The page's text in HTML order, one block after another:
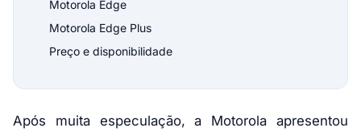
Motorola Edge
Motorola Edge Plus
Preço e disponibilidade
Após muita especulação, a Motorola apresentou